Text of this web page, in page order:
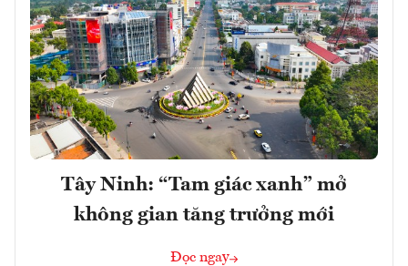
Tây Ninh: “Tam giác xanh” mở
không gian tăng trưởng mới
Đọc ngay